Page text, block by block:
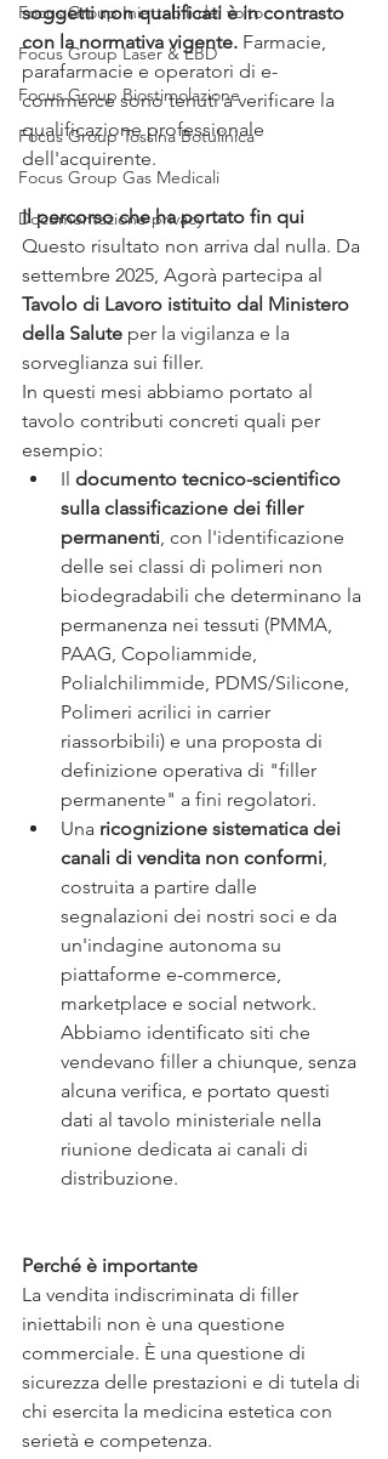
Focus Group Iniettabili del volto
Focus Group Laser & EBD
Focus Group Biostimolazione
Focus Group Tossina Botulinica
Focus Group Gas Medicali
Documentazione privacy
soggetti non qualificati è in contrasto
con la normativa vigente. Farmacie,
parafarmacie e operatori di e-
commerce sono tenuti a verificare la
qualificazione professionale
dell'acquirente.
Il percorso che ha portato fin qui
Questo risultato non arriva dal nulla. Da
settembre 2025, Agorà partecipa al
Tavolo di Lavoro istituito dal Ministero
della Salute per la vigilanza e la
sorveglianza sui filler.
In questi mesi abbiamo portato al
tavolo contributi concreti quali per
esempio:
Il documento tecnico-scientifico
sulla classificazione dei filler
permanenti, con l'identificazione
delle sei classi di polimeri non
biodegradabili che determinano la
permanenza nei tessuti (PMMA,
PAAG, Copoliammide,
Polialchilimmide, PDMS/Silicone,
Polimeri acrilici in carrier
riassorbibili) e una proposta di
definizione operativa di "filler
permanente" a fini regolatori.
Una ricognizione sistematica dei
canali di vendita non conformi,
costruita a partire dalle
segnalazioni dei nostri soci e da
un'indagine autonoma su
piattaforme e-commerce,
marketplace e social network.
Abbiamo identificato siti che
vendevano filler a chiunque, senza
alcuna verifica, e portato questi
dati al tavolo ministeriale nella
riunione dedicata ai canali di
distribuzione.
Perché è importante
La vendita indiscriminata di filler
iniettabili non è una questione
commerciale. È una questione di
sicurezza delle prestazioni e di tutela di
chi esercita la medicina estetica con
serietà e competenza.